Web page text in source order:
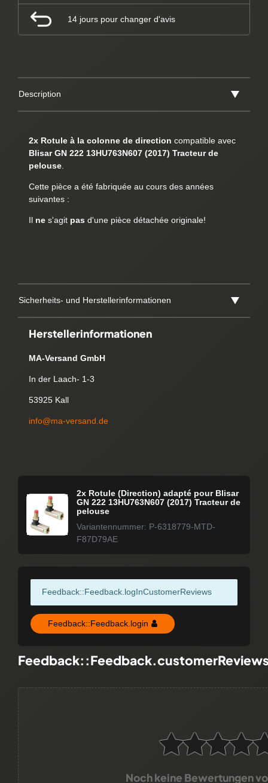
14 jours pour changer d'avis
Description
2x Rotule à la colonne de direction compatible avec
Blisar GN 222 13HU763N607 (2017) Tracteur de
pelouse.
Cette pièce a été fabriquée au cours des années
suivantes :
Il nes'agit pas d'une pièce détachée originale!
Sicherheits- und Herstellerinformationen
Herstellerinformationen
MA-Versand GmbH
In der Laach- 1-3
53925 Kall
info@ma-versand.de
2x Rotule (Direction) adapté pour Blisar
GN 222 13HU763N607 (2017) Tracteur de
pelouse
Variantennummer: P-6318779-MTD-
F87D79AE
Feedback::Feedback.logInCustomerReviews
Feedback::Feedback.login
Noch keine Bewertungen